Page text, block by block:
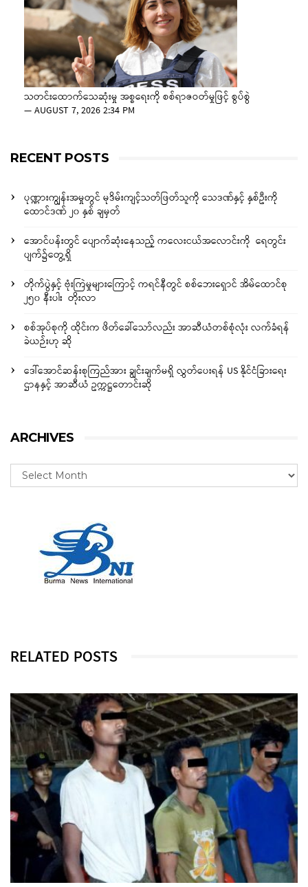
သတင်းထောက်သေဆုံးမှု အစ္စရေးကို စစ်ရာဇဝတ်မှုဖြင့် စွပ်စွဲ
—AUGUST 7, 2026 2:34 PM
RECENT POSTS
ပုဏ္ဏားကျွန်းအမှုတွင် မုဒိမ်းကျင့်သတ်ဖြတ်သူကို သေဒဏ်နှင့် နှစ်ဦးကို
ထောင်ဒဏ် ၂၀ နှစ် ချမှတ်
အောင်ပန်းတွင် ပျောက်ဆုံးနေသည့် ကလေးငယ်အလောင်းကို ရေတွင်း
ပျက်၌တွေ့ရှိ
တိုက်ပွဲနှင့် ဗုံးကြဲမှုများကြောင့် ကရင်နီတွင် စစ်ဘေးရှောင် အိမ်ထောင်စု
၂၅၀ နီးပါး တိုးလာ
စစ်အုပ်စုကို ထိုင်းက ဖိတ်ခေါ်သော်လည်း အာဆီယံတစ်စုံလုံး လက်ခံရန်
ခဲယဉ်းဟု ဆို
ဒေါ်အောင်ဆန်းစုကြည်အား ချွင်းချက်မရှိ လွှတ်ပေးရန် US နိုင်ငံခြားရေး
ဌာနနှင့် အာဆီယံ ဥက္ကဋ္ဌတောင်းဆို
ARCHIVES
RELATED POSTS